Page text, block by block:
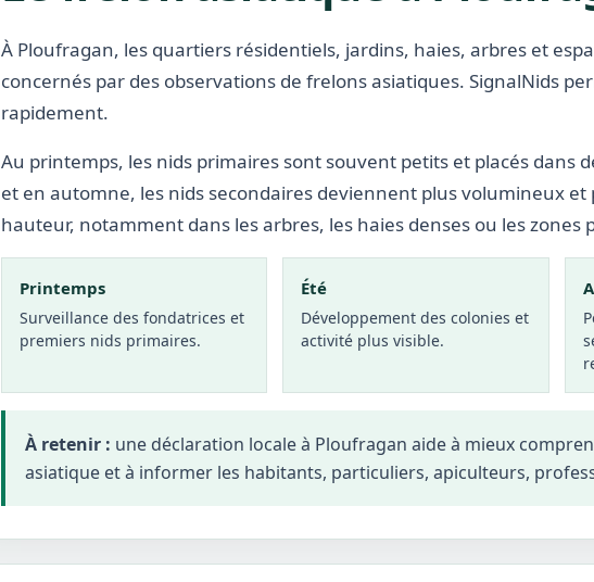
À Ploufragan, les quartiers résidentiels, jardins, haies, arbres et
concernés par des observations de frelons asiatiques. SignalNids
rapidement.
Au printemps, les nids primaires sont souvent petits et placés dans
et en automne, les nids secondaires deviennent plus volumineux et
hauteur, notamment dans les arbres, les haies denses ou les zones
Printemps
Surveillance des fondatrices et
premiers nids primaires.
Été
Développement des colonies et
activité plus visible.
À retenir : une déclaration locale à Ploufragan aide à mieux
asiatique et à informer les habitants, particuliers, apiculteurs,